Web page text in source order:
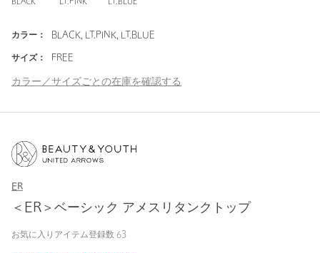
BLACK LT.PINK LT.BLUE
カラー： BLACK, LT.PINK, LT.BLUE
サイズ： FREE
カラー／サイズごとの在庫を確認する
ER
＜ER＞ベーシック アメスリタンクトップ
お気に入りアイテム登録数 63